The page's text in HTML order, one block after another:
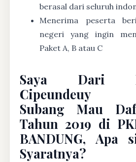
berasal dari seluruh
Menerima peserta
negeri yang ingin
Paket A, B atau C
Saya Dari
Cipeundeuy
Subang Mau
Tahun 2019 di
BANDUNG, Apa
Syaratnya?